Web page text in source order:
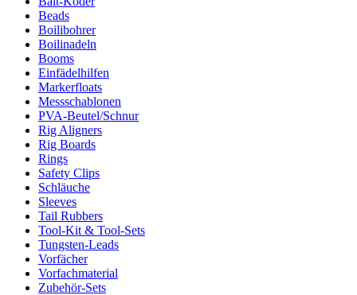
Beads
Boilibohrer
Boilinadeln
Booms
Einfädelhilfen
Markerfloats
Messschablonen
PVA-Beutel/Schnur
Rig Aligners
Rig Boards
Rings
Safety Clips
Schläuche
Sleeves
Tail Rubbers
Tool-Kit & Tool-Sets
Tungsten-Leads
Vorfächer
Vorfachmaterial
Zubehör-Sets